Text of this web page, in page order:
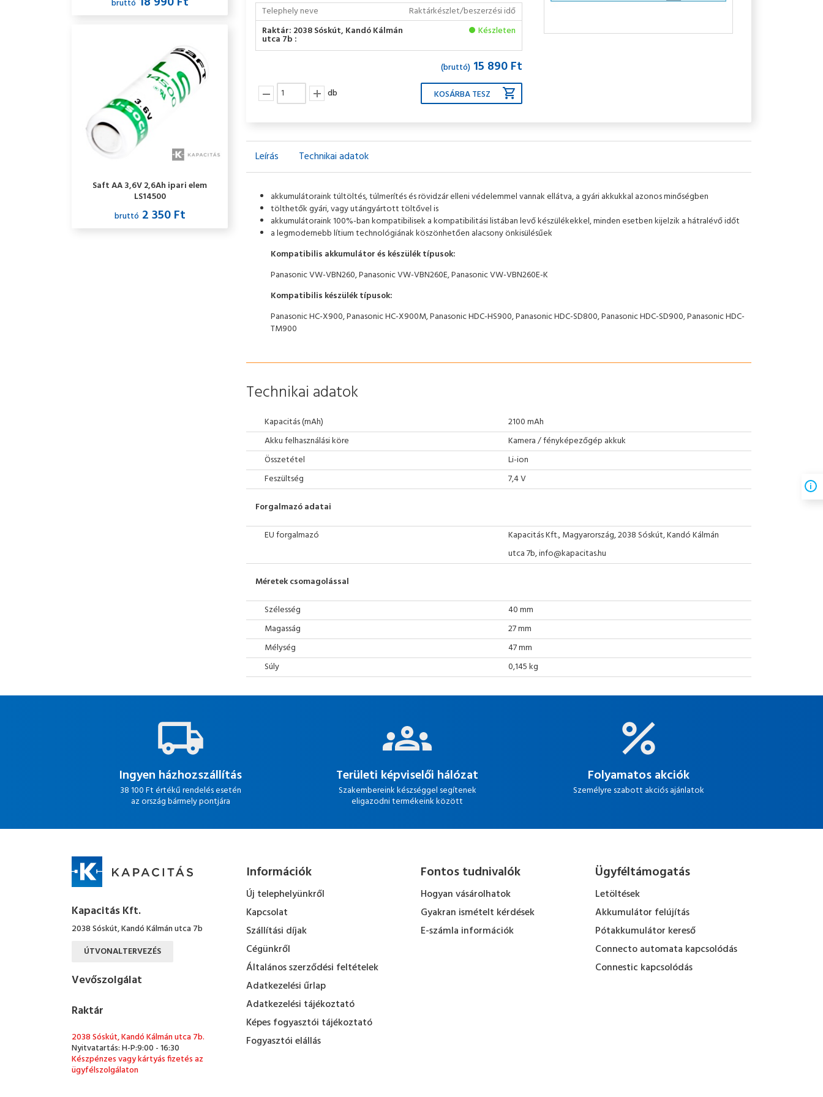
bruttó
Saft AA 3,6V 2,6Ah ipari elem
LS14500
bruttó 2 350 Ft
Telephely neve
Raktárkészlet/beszerzési idő
Raktár: 2038 Sóskút, Kandó Kálmán
utca 7b :
Készleten
(bruttó) 15 890 Ft
db
Leírás Technikai adatok
akkumulátoraink túltöltés, túlmerítés és rövidzár elleni védelemmel vannak ellátva, a gyári akkukkal azonos minőségben
tölthetők gyári, vagy utángyártott töltővel is
akkumulátoraink 100%-ban kompatibilisek a kompatibilitási listában levő készülékekkel, minden esetben kijelzik a hátralévő időt
a legmodernebb lítium technológiának köszönhetően alacsony önkisülésűek
Kompatibilis akkumulátor és készülék típusok:
Panasonic VW-VBN260, Panasonic VW-VBN260E, Panasonic VW-VBN260E-K
Kompatibilis készülék típusok:
Panasonic HC-X900, Panasonic HC-X900M, Panasonic HDC-HS900, Panasonic HDC-SD800, Panasonic HDC-SD900, Panasonic HDC-
TM900
Technikai adatok
Kapacitás (mAh)
2100 mAh
Akku felhasználási köre
Kamera / fényképezőgép akkuk
Összetétel
Li-ion
Feszültség
7,4 V
Forgalmazó adatai
EU forgalmazó
Kapacitás Kft., Magyarország, 2038 Sóskút, Kandó Kálmán
utca 7b, info@kapacitas.hu
Méretek csomagolással
Szélesség
40 mm
Magasság
27 mm
Mélység
47 mm
Súly
0,145 kg
Ingyen házhozszállítás
38 100 Ft értékű rendelés esetén
az ország bármely pontjára
Területi képviselői hálózat
Szakembereink készséggel segítenek
eligazodni termékeink között
Folyamatos akciók
Személyre szabott akciós ajánlatok
Kapacitás Kft.
2038 Sóskút, Kandó Kálmán utca 7b
ÚTVONALTERVEZÉS
Vevőszolgálat
Raktár
2038 Sóskút, Kandó Kálmán utca 7b.
Nyitvatartás: H-P:9:00 - 16:30
Készpénzes vagy kártyás fizetés az
ügyfélszolgálaton
Információk
Új telephelyünkről
Kapcsolat
Szállítási díjak
Cégünkről
Általános szerződési feltételek
Adatkezelési űrlap
Adatkezelési tájékoztató
Képes fogyasztói tájékoztató
Fogyasztói elállás
Fontos tudnivalók
Hogyan vásárolhatok
Gyakran ismételt kérdések
E-számla információk
Ügyféltámogatás
Letöltések
Akkumulátor felújítás
Pótakkumulátor kereső
Connecto automata kapcsolódás
Connestic kapcsolódás